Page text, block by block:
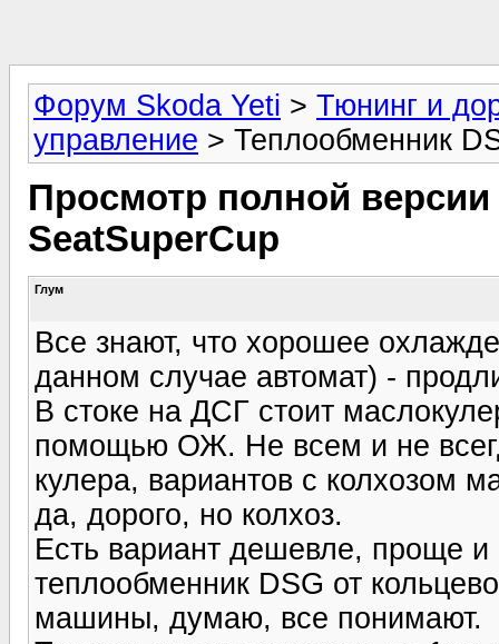
Форум Skoda Yeti > Тюнинг и
управление > Теплообменник
Просмотр полной
SeatSuperCup
Глум
Все знают, что хорошее
данном случае автомат) -
В стоке на ДСГ стоит
помощью ОЖ. Не всем и не
кулера, вариантов с колхозом
да, дорого, но колхоз.
Есть вариант дешевле, проще
теплообменник DSG от
машины, думаю, все понимают.